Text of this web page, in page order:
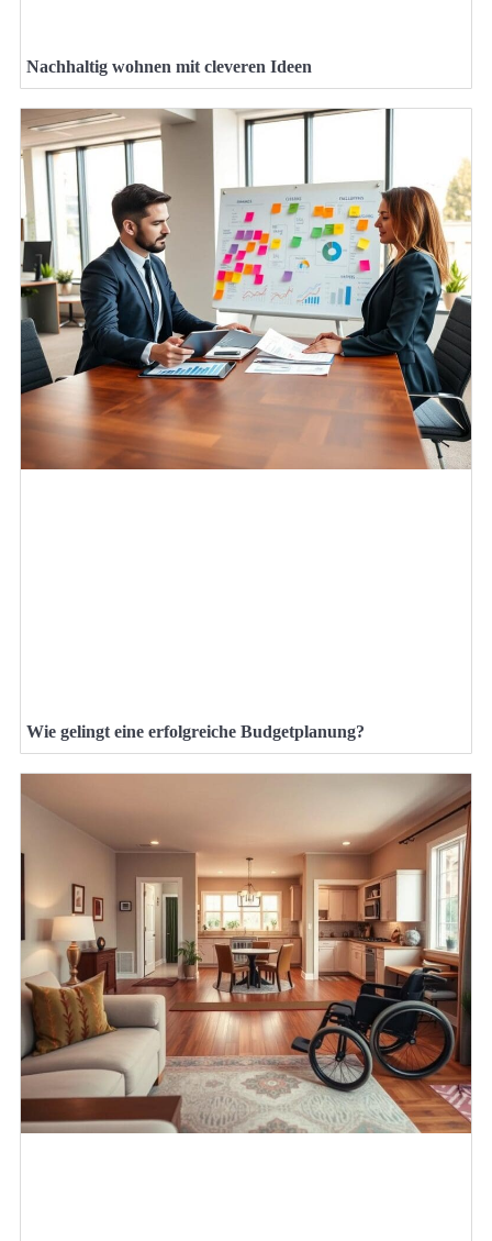
Nachhaltig wohnen mit cleveren Ideen
Wie gelingt eine erfolgreiche Budgetplanung?